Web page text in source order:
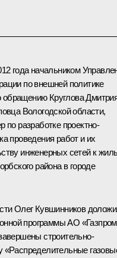
года начальником
по внешней политике
Круглова
Вологодской области,
по разработке проектно-
проведения работ и их
инженерных сетей к
района в городе
Олег Кувшинников
программы АО «Газпром
строительно-